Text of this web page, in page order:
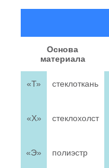
Основа
материала
«Т» стеклоткань
«Х» стеклохолст
«Э» полиэстр